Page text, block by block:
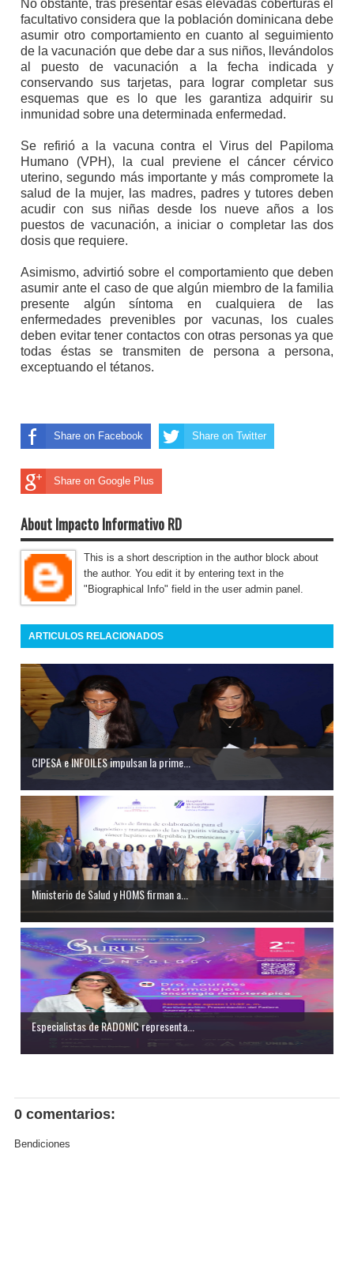
No obstante, tras presentar esas elevadas coberturas el
facultativo considera que la población dominicana debe
asumir otro comportamiento en cuanto al seguimiento
de la vacunación que debe dar a sus niños, llevándolos
al puesto de vacunación a la fecha indicada y
conservando sus tarjetas, para lograr completar sus
esquemas que es lo que les garantiza adquirir su
inmunidad sobre una determinada enfermedad.
Se refirió a la vacuna contra el Virus del Papiloma
Humano (VPH), la cual previene el cáncer cérvico
uterino, segundo más importante y más compromete la
salud de la mujer, las madres, padres y tutores deben
acudir con sus niñas desde los nueve años a los
puestos de vacunación, a iniciar o completar las dos
dosis que requiere.
Asimismo, advirtió sobre el comportamiento que deben
asumir ante el caso de que algún miembro de la familia
presente algún síntoma en cualquiera de las
enfermedades prevenibles por vacunas, los cuales
deben evitar tener contactos con otras personas ya que
todas éstas se transmiten de persona a persona,
exceptuando el tétanos.
Share on Facebook Share on Twitter
Share on Google Plus
About Impacto Informativo RD
This is a short description in the author block about
the author. You edit it by entering text in the
"Biographical Info" field in the user admin panel.
ARTICULOS RELACIONADOS
CIPESA e INFOILES impulsan la prime...
Ministerio de Salud y HOMS firman a...
Especialistas de RADONIC representa...
0 comentarios:
Bendiciones